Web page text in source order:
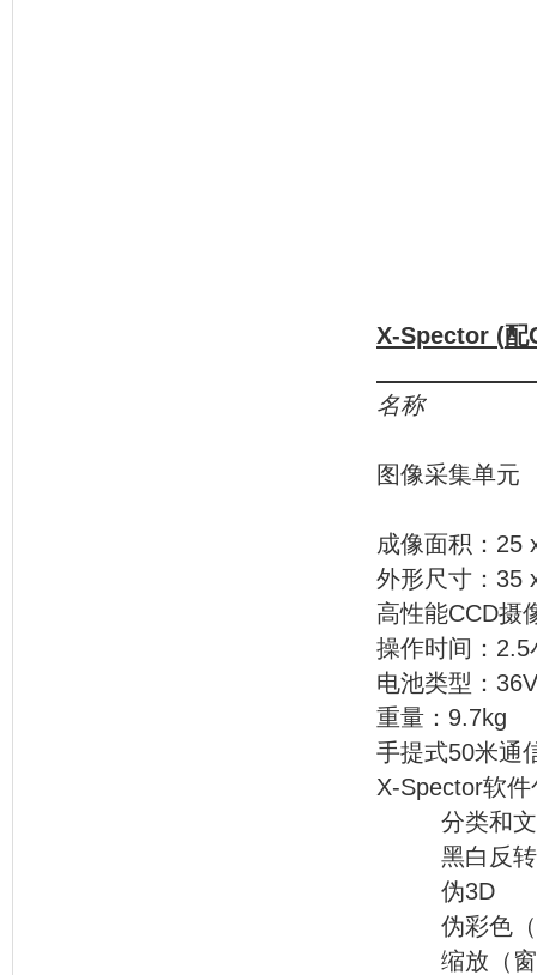
X-Spector (配
名称
图
成像面积：25
外形尺寸：35
高性能CCD摄
操作时间：
电池类型：
重量：9.7kg
手提式50米通
X-Spector软件
分类和文件
黑白反转
伪3D
伪彩色（可
缩放（窗